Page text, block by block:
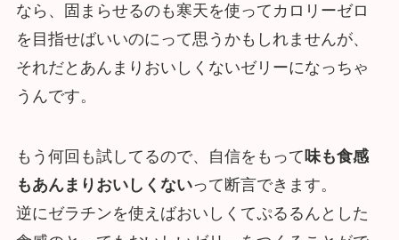
なら、固まらせるのも寒天を使ってカロリーゼロ
を目指せばいいのにって思うかもしれませんが、
それだとあんまりおいしくないゼリーになっちゃ
うんです。
もう何回も試してるので、自信をもって 味も食感
もあんまりおいしくないって断言できます。
逆にゼラチンを使えばおいしくてぷるるんとした